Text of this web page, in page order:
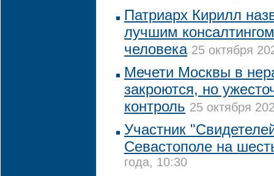
Патриарх Кирилл
лучшим
человека 25 октября
Мечети Москвы в
закроются, но
контроль 25 октября
Участник
Севастополе на
года, 10:30